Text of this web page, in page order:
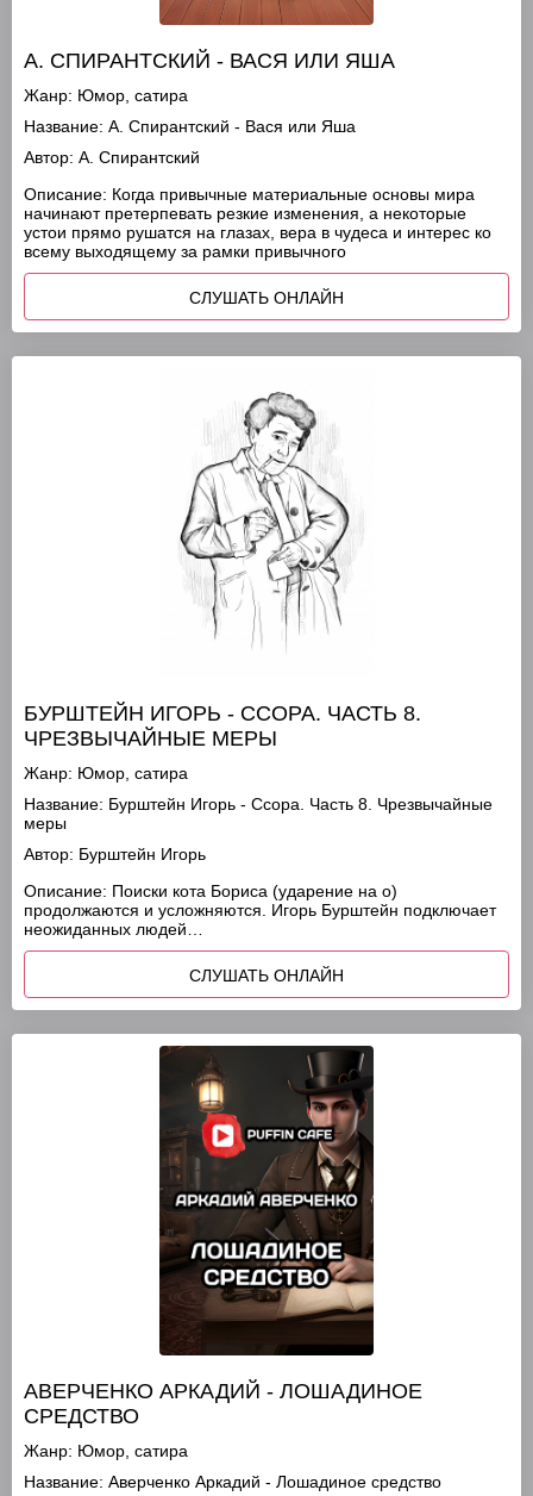
А. СПИРАНТСКИЙ - ВАСЯ ИЛИ ЯША
Жанр: Юмор, сатира
Название: А. Спирантский - Вася или Яша
Автор: А. Спирантский
Описание: Когда привычные материальные основы мира
начинают претерпевать резкие изменения, а некоторые
устои прямо рушатся на глазах, вера в чудеса и интерес ко
всему выходящему за рамки привычного
СЛУШАТЬ ОНЛАЙН
БУРШТЕЙН ИГОРЬ - ССОРА. ЧАСТЬ 8.
ЧРЕЗВЫЧАЙНЫЕ МЕРЫ
Жанр: Юмор, сатира
Название: Бурштейн Игорь - Ссора. Часть 8. Чрезвычайные
меры
Автор: Бурштейн Игорь
Описание: Поиски кота Бориса (ударение на о)
продолжаются и усложняются. Игорь Бурштейн подключает
неожиданных людей…
СЛУШАТЬ ОНЛАЙН
АВЕРЧЕНКО АРКАДИЙ - ЛОШАДИНОЕ
СРЕДСТВО
Жанр: Юмор, сатира
Название: Аверченко Аркадий - Лошадиное средство